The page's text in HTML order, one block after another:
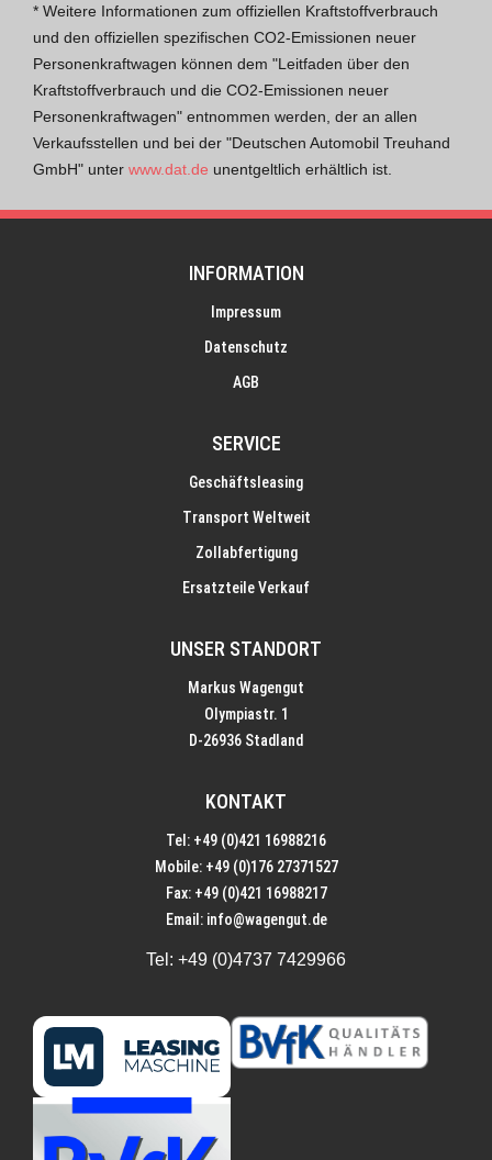
* Weitere Informationen zum offiziellen Kraftstoffverbrauch
und den offiziellen spezifischen CO2-Emissionen neuer
Personenkraftwagen können dem "Leitfaden über den
Kraftstoffverbrauch und die CO2-Emissionen neuer
Personenkraftwagen" entnommen werden, der an allen
Verkaufsstellen und bei der "Deutschen Automobil Treuhand
GmbH" unter www.dat.de unentgeltlich erhältlich ist.
INFORMATION
Impressum
Datenschutz
AGB
SERVICE
Geschäftsleasing
Transport Weltweit
Zollabfertigung
Ersatzteile Verkauf
UNSER STANDORT
Markus Wagengut
Olympiastr. 1
D-26936 Stadland
KONTAKT
Tel: +49 (0)421 16988216
Mobile: +49 (0)176 27371527
Fax: +49 (0)421 16988217
Email: info@wagengut.de
Tel: +49 (0)4737 7429966